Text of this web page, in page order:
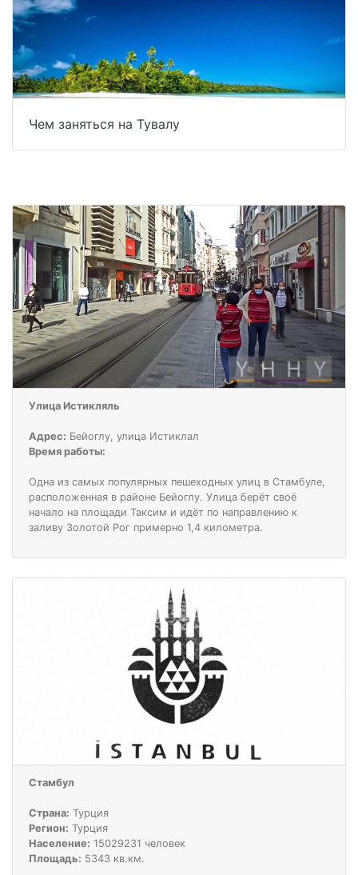
Чем заняться на Тувалу
Улица Истикляль
Адрес: Бейоглу, улица Истиклал
Время работы:
Одна из самых популярных пешеходных улиц в Стамбуле,
расположенная в районе Бейоглу. Улица берёт своё
начало на площади Таксим и идёт по направлению к
заливу Золотой Рог примерно 1,4 километра.
Стамбул
Страна: Турция
Регион: Турция
Население: 15029231 человек
Площадь: 5343 кв.км.